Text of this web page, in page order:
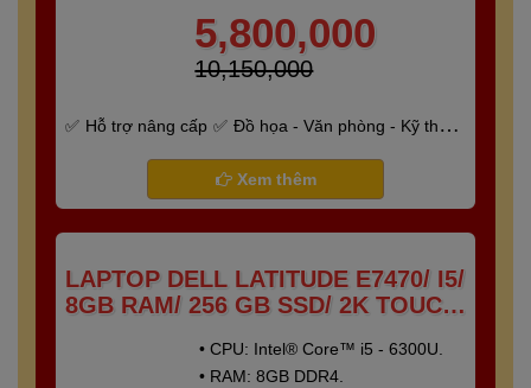
5,800,000
10,150,000
Hỗ trợ nâng cấp
Đồ họa - Văn phòng - Kỹ thuật
Bảo hành 6 tháng
Xem thêm
LAPTOP DELL LATITUDE E7470/ I5/
8GB RAM/ 256 GB SSD/ 2K TOUCH
• CPU: Intel® Core™ i5 - 6300U.
• RAM: 8GB DDR4.